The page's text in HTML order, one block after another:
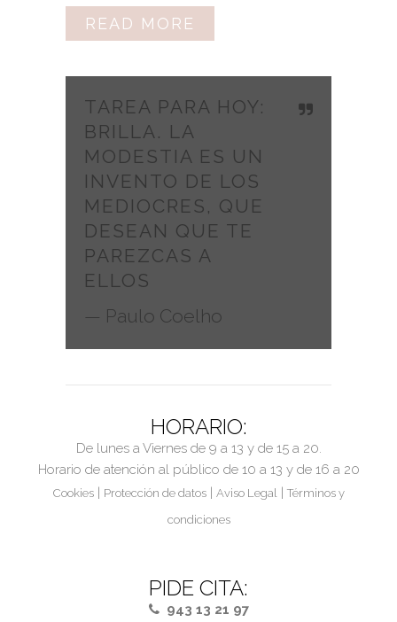
READ MORE
TAREA PARA HOY:
BRILLA. LA
MODESTIA ES UN
INVENTO DE LOS
MEDIOCRES, QUE
DESEAN QUE TE
PAREZCAS A
ELLOS
— Paulo Coelho
HORARIO:
De lunes a Viernes de 9 a 13 y de 15 a 20.
Horario de atención al público de 10 a 13 y de 16 a 20
Cookies| Protección de datos| Aviso Legal| Términos y
condiciones
PIDE CITA:
943 13 21 97